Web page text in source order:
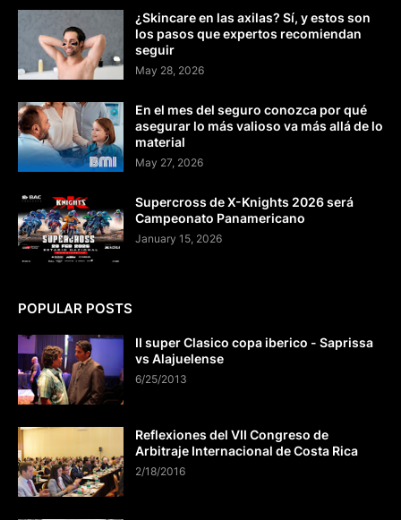
¿Skincare en las axilas? Sí, y estos son
los pasos que expertos recomiendan
seguir
May 28, 2026
En el mes del seguro conozca por qué
asegurar lo más valioso va más allá de lo
material
May 27, 2026
Supercross de X-Knights 2026 será
Campeonato Panamericano
January 15, 2026
POPULAR POSTS
II super Clasico copa iberico - Saprissa
vs Alajuelense
6/25/2013
Reflexiones del VII Congreso de
Arbitraje Internacional de Costa Rica
2/18/2016